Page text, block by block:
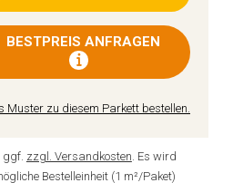
BESTPREIS ANFRAGEN
Muster zu diesem Parkett bestellen.
zzgl. Versandkosten . Es wird
Bestelleinheit (1 m²/Paket)